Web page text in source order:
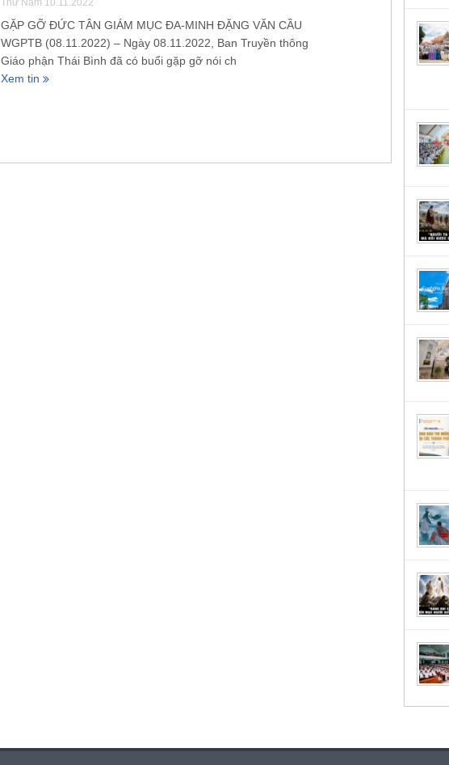
Thứ Năm 10.11.2022
GẶP GỠ ĐỨC TÂN GIÁM MỤC ĐA-MINH ĐẶNG VĂN CẦU
WGPTB (08.11.2022) – Ngày 08.11.2022, Ban Truyền thông
Giáo phận Thái Bình đã có buổi gặp gỡ nói ch
Xem tin